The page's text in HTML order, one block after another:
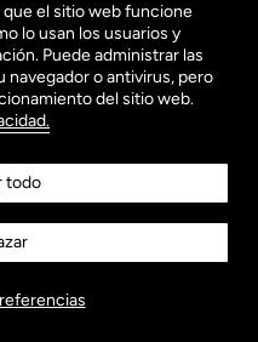
el sitio web funcione
lo usan los usuarios y
Puede administrar las
navegador o antivirus, pero
del sitio web.
todo